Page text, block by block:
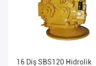
16 Diş SBS120 Hidrolik